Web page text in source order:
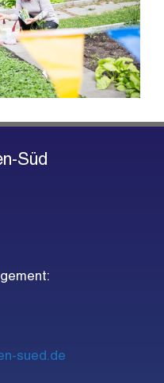
Süd
sued.de